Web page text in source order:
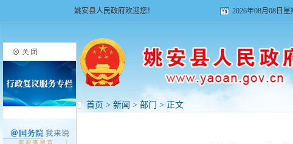
姚安县人民政府欢迎您！ 2026年08月08日星
首页 > 新闻 > 部门 > 正文